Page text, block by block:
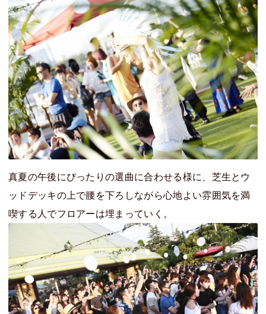
真夏の午後にぴったりの選曲に合わせる様に、芝生とウ
ッドデッキの上で腰を下ろしながら心地よい雰囲気を満
喫する人でフロアーは埋まっていく。